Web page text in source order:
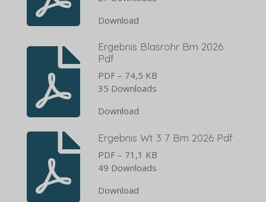
Download
Ergebnis Blasrohr Bm 2026
Pdf
PDF – 74,5 KB
35 Downloads
Download
Ergebnis Wt 3 7 Bm 2026 Pdf
PDF – 71,1 KB
49 Downloads
Download